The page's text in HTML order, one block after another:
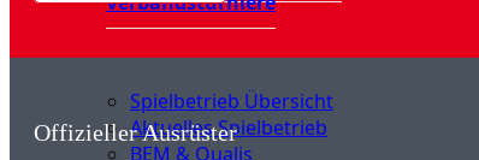
Spielbetrieb Übersicht
Aktuelles Spielbetrieb
BEM & Qualis
Offizieller Ausrüster